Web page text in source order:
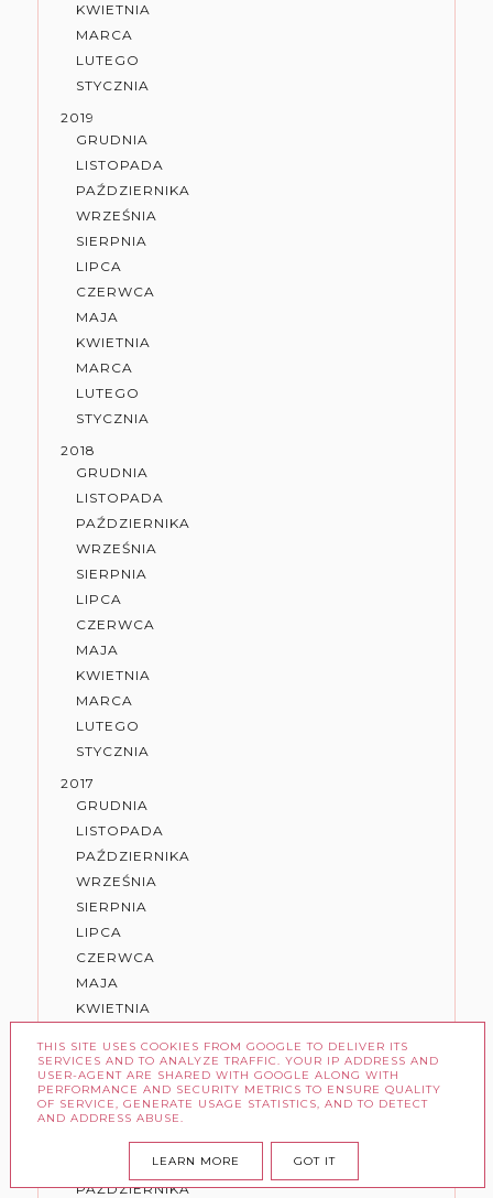
KWIETNIA
MARCA
LUTEGO
STYCZNIA
2019
GRUDNIA
LISTOPADA
PAŹDZIERNIKA
WRZEŚNIA
SIERPNIA
LIPCA
CZERWCA
MAJA
KWIETNIA
MARCA
LUTEGO
STYCZNIA
2018
GRUDNIA
LISTOPADA
PAŹDZIERNIKA
WRZEŚNIA
SIERPNIA
LIPCA
CZERWCA
MAJA
KWIETNIA
MARCA
LUTEGO
STYCZNIA
2017
GRUDNIA
LISTOPADA
PAŹDZIERNIKA
WRZEŚNIA
SIERPNIA
LIPCA
CZERWCA
MAJA
KWIETNIA
LUTEGO
STYCZNIA
2016
GRUDNIA
LISTOPADA
PAŹDZIERNIKA
THIS SITE USES COOKIES FROM GOOGLE TO DELIVER ITS
SERVICES AND TO ANALYZE TRAFFIC. YOUR IP ADDRESS AND
USER-AGENT ARE SHARED WITH GOOGLE ALONG WITH
PERFORMANCE AND SECURITY METRICS TO ENSURE QUALITY
OF SERVICE, GENERATE USAGE STATISTICS, AND TO DETECT
AND ADDRESS ABUSE.
LEARN MORE GOT IT